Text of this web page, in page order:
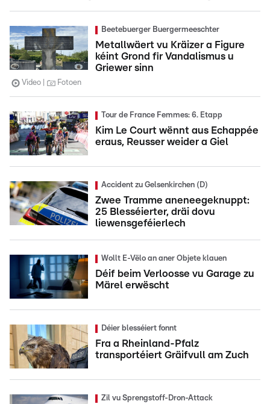
Beetebuerger Buergermeeschter
Metallwäert vu Kräizer a Figure
kéint Grond fir Vandalismus u
Griewer sinn
Video Fotoen
Tour de France Femmes: 6. Etapp
Kim Le Court wënnt aus Echappée
eraus, Reusser weider a Giel
Accident zu Gelsenkirchen (D)
Zwee Tramme aneneegeknuppt:
25 Blesséierter, dräi dovu
liewensgeféierlech
Wollt E-Vëlo an aner Objete klauen
Déif beim Verloosse vu Garage zu
Märel erwëscht
Déier blesséiert fonnt
Fra a Rheinland-Pfalz
transportéiert Gräifvull am Zuch
Zil vu Sprengstoff-Dron-Attack